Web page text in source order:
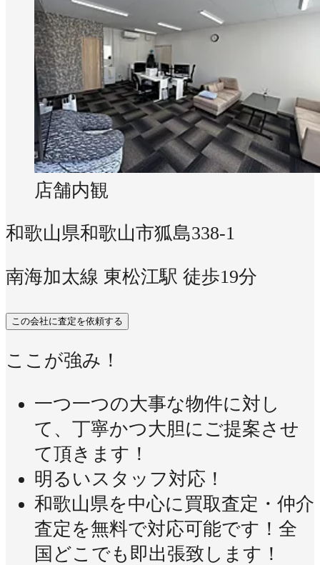
店舗内観
和歌山県和歌山市狐島338-1
南海加太線 東松江駅 徒歩19分
この会社に査定を依頼する
ここが強み！
一つ一つの大事な物件に対し
て、丁寧かつ大胆にご提案させ
て頂きます！
明るいスタッフ対応！
和歌山県を中心に買取査定・仲介
査定を無料で対応可能です！全
国どこでも即出張致します！